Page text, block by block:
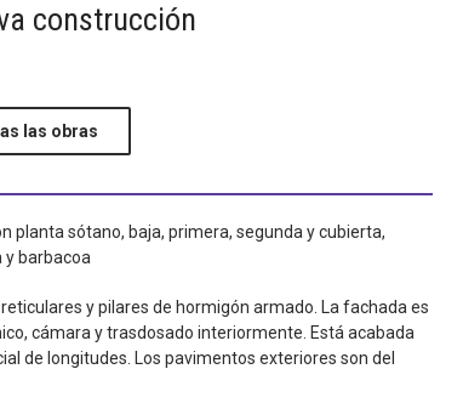
construcción
las obras
planta sótano, baja, primera, segunda y cubierta,
y barbacoa
y pilares de hormigón armado. La fachada es
cámara y trasdosado interiormente. Está acabada
de longitudes. Los pavimentos exteriores son del